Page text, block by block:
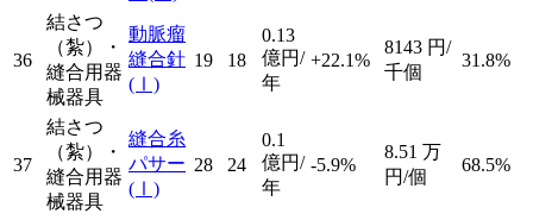
36
結さつ
（紮）・
縫合用器
械器具
動脈瘤
縫合針
(Ⅰ)
19 18
0.13
億円/
年
+22.1%
8143 円/
千個
31.8%
37
結さつ
（紮）・
縫合用器
械器具
縫合糸
パサー
(Ⅰ)
28 24
0.1
億円/
年
-5.9%
8.51 万
円/個
68.5%